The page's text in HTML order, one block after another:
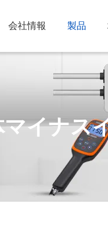
会社情報 製品
イナス